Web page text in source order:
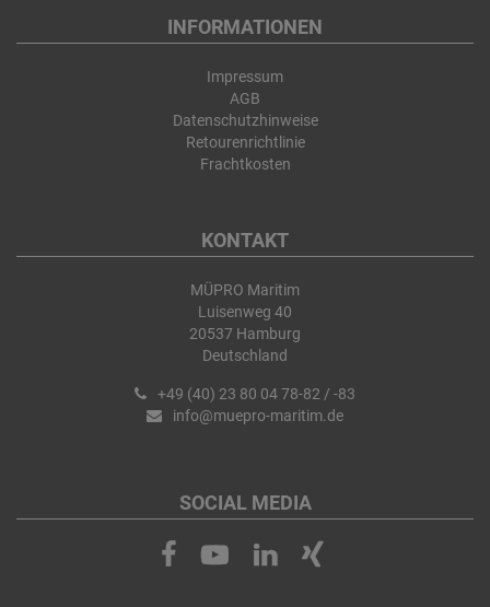
INFORMATIONEN
Impressum
AGB
Datenschutzhinweise
Retourenrichtlinie
Frachtkosten
KONTAKT
MÜPRO Maritim
Luisenweg 40
20537 Hamburg
Deutschland
+49 (40) 23 80 04 78-82 / -83
info@muepro-maritim.de
SOCIAL MEDIA